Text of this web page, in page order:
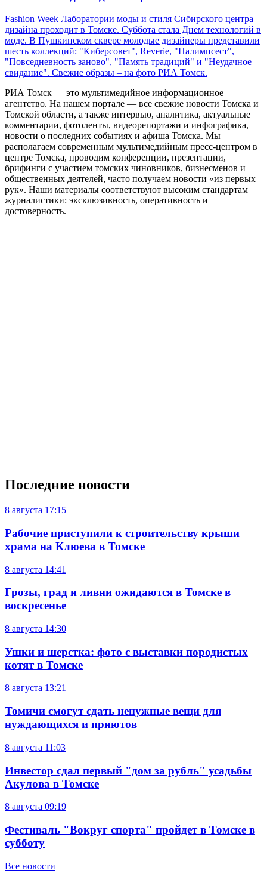
Fashion Week Лаборатории моды и стиля Сибирского центра
дизайна проходит в Томске. Суббота стала Днем технологий в
моде. В Пушкинском сквере молодые дизайнеры представили
шесть коллекций: "Киберсовет", Reverie, "Палимпсест",
"Повседневность заново", "Память традиций" и "Неудачное
свидание". Свежие образы – на фото РИА Томск.
РИА Томск — это мультимедийное информационное
агентство. На нашем портале — все свежие новости Томска и
Томской области, а также интервью, аналитика, актуальные
комментарии, фотоленты, видеорепортажи и инфографика,
новости о последних событиях и афиша Томска. Мы
располагаем современным мультимедийным пресс-центром в
центре Томска, проводим конференции, презентации,
брифинги с участием томских чиновников, бизнесменов и
общественных деятелей, часто получаем новости «из первых
рук». Наши материалы соответствуют высоким стандартам
журналистики: эксклюзивность, оперативность и
достоверность.
Последние новости
8 августа 17:15
Рабочие приступили к строительству крыши
храма на Клюева в Томске
8 августа 14:41
Грозы, град и ливни ожидаются в Томске в
воскресенье
8 августа 14:30
Ушки и шерстка: фото с выставки породистых
котят в Томске
8 августа 13:21
Томичи смогут сдать ненужные вещи для
нуждающихся и приютов
8 августа 11:03
Инвестор сдал первый "дом за рубль" усадьбы
Акулова в Томске
8 августа 09:19
Фестиваль "Вокруг спорта" пройдет в Томске в
субботу
Все новости